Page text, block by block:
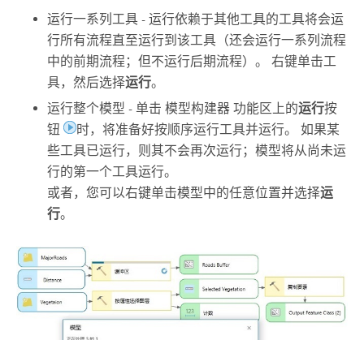
运行一系列工具 - 运行依赖于其他工具的工具将会运
行所有流程直至运行到该工具（还会运行一系列流程
中的前期流程；但不运行后期流程）。 右键单击工
具，然后选择运行。
运行整个模型 - 单击模型构建器 功能区上的运行按
钮
时，将准备好按顺序运行工具并运行。 如果某
些工具已运行，则其不会再次运行；模型将从尚未运
行的第一个工具运行。
或者，您可以右键单击模型中的任意位置并选择运
行。